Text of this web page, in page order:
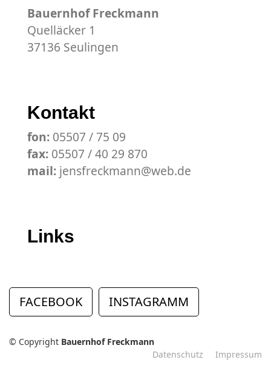
Bauernhof Freckmann
Quelläcker 1
37136 Seulingen
Kontakt
fon: 05507 / 75 09
fax: 05507 / 40 29 870
mail: jensfreckmann@web.de
Links
FACEBOOK INSTAGRAMM
© Copyright Bauernhof Freckmann
Datenschutz
Impressum